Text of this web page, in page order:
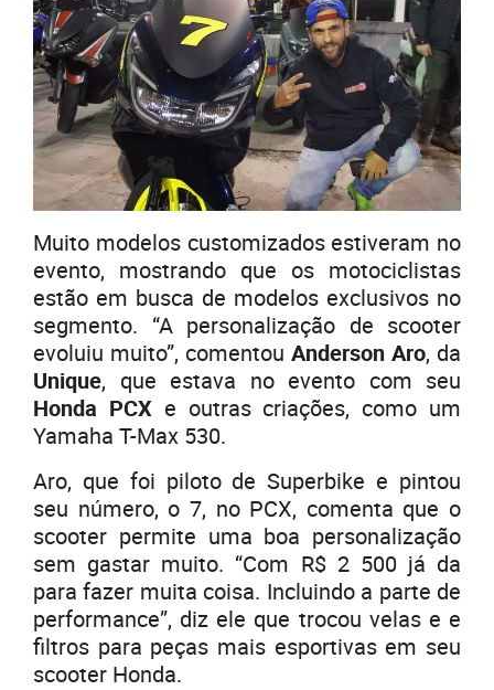
Muito modelos customizados estiveram no
evento, mostrando que os motociclistas
estão em busca de modelos exclusivos no
segmento. “A personalização de scooter
evoluiu muito”, comentou Anderson Aro, da
Unique, que estava no evento com seu
Honda PCXe outras criações, como um
Yamaha T-Max 530.
Aro, que foi piloto de Superbike e pintou
seu número, o 7, no PCX, comenta que o
scooter permite uma boa personalização
sem gastar muito. “Com R$ 2 500 já da
para fazer muita coisa. Incluindo a parte de
performance”, diz ele que trocou velas e e
filtros para peças mais esportivas em seu
scooter Honda.